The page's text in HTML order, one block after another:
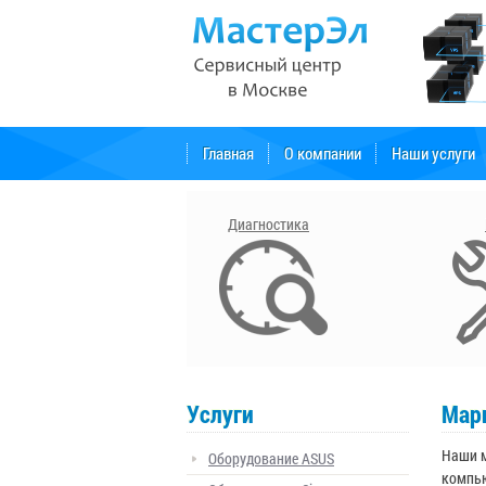
Главная О компании Наши услуги
Диагностика
Наши
Услуги
Оборудование ASUS